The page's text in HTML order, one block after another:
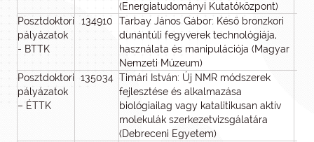
(Energiatudományi Kutatóközpont)
Posztdoktori
pályázatok
- BTTK
134910
Tarbay János Gábor: Késő bronzkori
dunántúli fegyverek technológiája,
használata és manipulációja (Magyar
Nemzeti Múzeum)
Posztdoktori
pályázatok
– ÉTTK
135034 Timári István: Új NMR módszerek
fejlesztése és alkalmazása
biológiailag vagy katalitikusan aktív
molekulák szerkezetvizsgálatára
(Debreceni Egyetem)